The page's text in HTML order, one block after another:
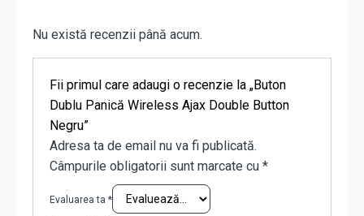
Nu există recenzii până acum.
Fii primul care adaugi o recenzie la „Buton
Dublu Panică Wireless Ajax Double Button
Negru”
Adresa ta de email nu va fi publicată.
Câmpurile obligatorii sunt marcate cu *
Evaluarea ta *